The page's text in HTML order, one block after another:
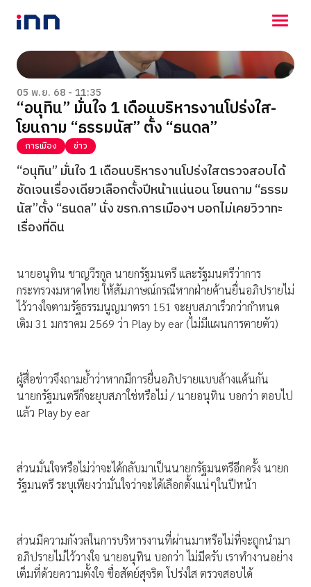
NEWS
ENTERTAINMENT
LIFESTYLE
HOROSCOPE
LOTTERY
VIDEO
ร่วมด้วยช่วยกัน
05 พ.ย. 68 - 11:35
“อนุทิน” มั่นใจ 1 เดือนบริหารงานโปร่งใส-
โยนถาม “ธรรมนัส” ตั้ง “ธนดล”
การเมือง ข่าว
“อนุทิน” มั่นใจ 1 เดือนบริหารงานโปร่งใสตรวจสอบได้
ชัดเจนเรื่องเดียวเลือกตั้งปีหน้าแน่นอน โยนถาม “ธรรม
นัส”ตั้ง “ธนดล” นั่ง ขรก.การเมืองฯ บอกไม่เคยวิวาทะ
เรื่องที่ดิน
นายอนุทิน ชาญวีรกูล นายกรัฐมนตรี และรัฐมนตรีว่าการ
กระทรวงมหาดไทย ให้สัมภาษณ์กรณีหากฝ่ายค้านยื่นอภิปรายไม่
ไว้วางใจตามรัฐธรรมนูญมาตรา 151 จะยุบสภาเร็วกว่ากำหนด
เดิม 31 มกราคม 2569 ว่า Play by ear (ไม่มีแผนการตายตัว)
ผู้สื่อข่าวจึงถามย้ำว่าหากมีการยื่นอภิปรายแบบล้างแค้นกัน
นายกรัฐมนตรีก็จะยุบสภาใช่หรือไม่ / นายอนุทิน บอกว่า ตอบไป
แล้ว Play by ear
ส่วนมั่นใจหรือไม่ว่าจะได้กลับมาเป็นนายกรัฐมนตรีอีกครั้ง นายก
รัฐมนตรี ระบุเพียงว่ามั่นใจว่าจะได้เลือกตั้งแน่ๆในปีหน้า
ส่วนมีความกังวลในการบริหารงานที่ผ่านมาหรือไม่ที่จะถูกนำมา
อภิปรายไม่ไว้วางใจ นายอนุทิน บอกว่า ไม่มีครับ เราทำงานอย่าง
เต็มที่ด้วยความตั้งใจ ซื่อสัตย์สุจริต โปร่งใส ตรวจสอบได้